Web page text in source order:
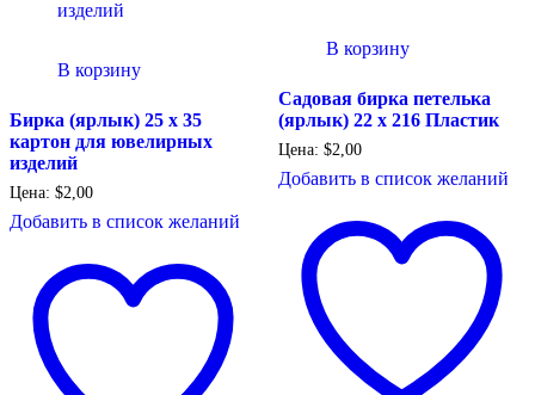
В корзину
Бирка (ярлык) 25 x 35
картон для ювелирных
изделий
Цена: $2,00
Добавить в список желаний
В корзину
Садовая бирка петелька
(ярлык) 22 х 216 Пластик
Цена: $2,00
Добавить в список желаний